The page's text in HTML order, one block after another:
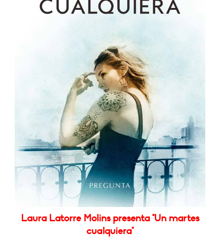
Laura Latorre Molins presenta "Un martes
cualquiera"